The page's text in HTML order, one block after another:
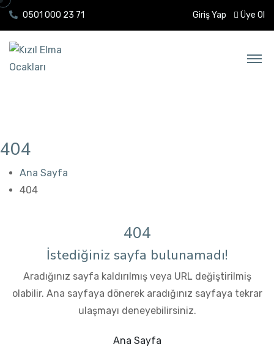
0501 000 23 71 Giriş Yap Üye Ol
404
Ana Sayfa
404
404
İstediğiniz sayfa bulunamadı!
Aradığınız sayfa kaldırılmış veya URL değiştirilmiş
olabilir. Ana sayfaya dönerek aradığınız sayfaya tekrar
ulaşmayı deneyebilirsiniz.
Ana Sayfa